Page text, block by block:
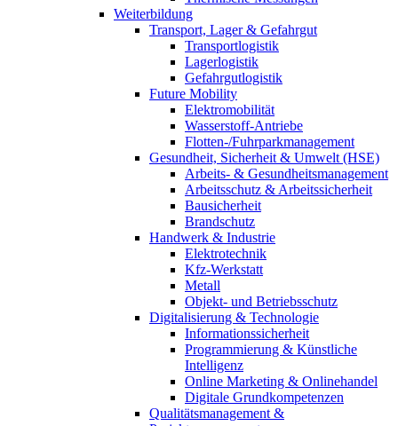
Weiterbildung
Transport, Lager & Gefahrgut
Transportlogistik
Lagerlogistik
Gefahrgutlogistik
Future Mobility
Elektromobilität
Wasserstoff-Antriebe
Flotten-/Fuhrparkmanagement
Gesundheit, Sicherheit & Umwelt (HSE)
Arbeits- & Gesundheitsmanagement
Arbeitsschutz & Arbeitssicherheit
Bausicherheit
Brandschutz
Handwerk & Industrie
Elektrotechnik
Kfz-Werkstatt
Metall
Objekt- und Betriebsschutz
Digitalisierung & Technologie
Informationssicherheit
Programmierung & Künstliche
Intelligenz
Online Marketing & Onlinehandel
Digitale Grundkompetenzen
Qualitätsmanagement &